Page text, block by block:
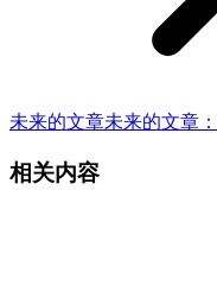
未来的文章未来的文章：
相关内容